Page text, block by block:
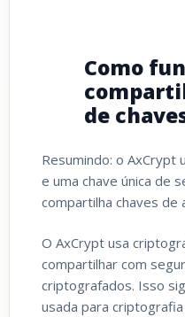
Como
de
Resumindo: o AxCrypt
e uma chave única de
compartilha chaves de
O AxCrypt usa
compartilhar com
criptografados. Isso
usada para